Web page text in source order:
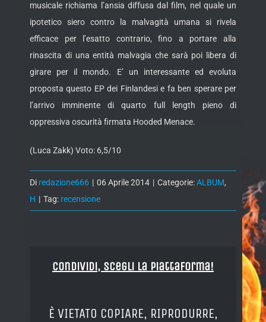
musicale richiama l’ansia diffusa dal film, nel quale un
ipotetico siero contro la malvagità umana si rivela
efficace per l’esatto contrario, fino a portare alla
rinascita di una entità malvagia che sarà poi libera di
girare per il mondo. E’ un interessante ed evoluta
proposta questo EP dei Finlandesi e fa ben sperare per
l’arrivo imminente di quarto full length pieno di
oppressiva oscurità firmata Hooded Menace.
(Luca Zakk) Voto: 6,5/10
Di redazione666 | 06 Aprile 2014 | Categorie:ALBUM,
H | Tag: recensione
Condividi, Scegli la piattaforma!
È VIETATO COPIARE, RIPRODURRE,